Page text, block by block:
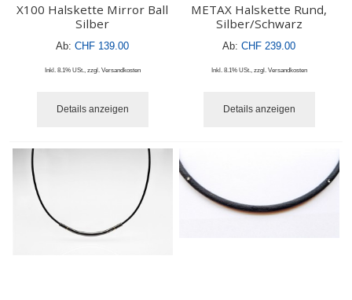
X100 Halskette Mirror Ball
Silber
Ab: CHF 139.00
Inkl. 8.1% USt., zzgl. Versandkosten
Details anzeigen
METAX Halskette Rund,
Silber/Schwarz
Ab: CHF 239.00
Inkl. 8.1% USt., zzgl. Versandkosten
Details anzeigen